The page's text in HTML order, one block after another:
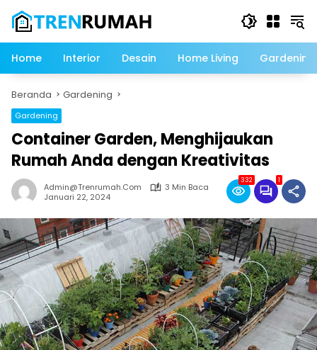
konten
Home
Interior Desain Home Living Gardening
Beranda Gardening
Gardening
Container Garden, Menghijaukan
Rumah Anda dengan Kreativitas
Admin@trenrumah.com
3 Min Baca
Januari 22, 2024
332 1